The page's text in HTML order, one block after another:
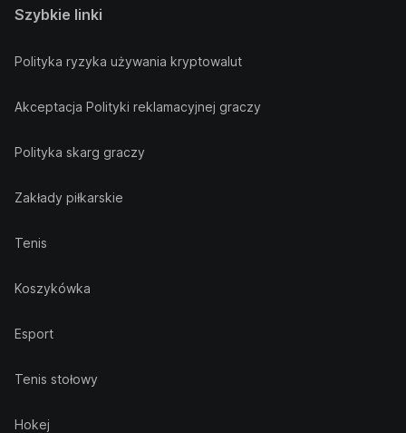
Szybkie linki
Polityka ryzyka używania kryptowalut
Akceptacja Polityki reklamacyjnej graczy
Polityka skarg graczy
Zakłady piłkarskie
Tenis
Koszykówka
Esport
Tenis stołowy
Hokej